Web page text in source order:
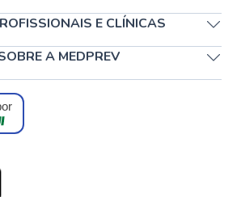
E CLÍNICAS
A MEDPREV